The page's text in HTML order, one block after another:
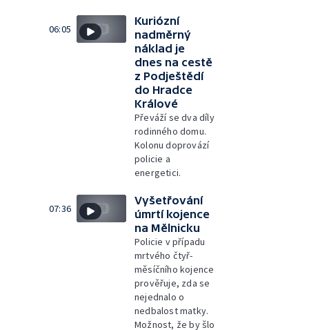
06:05
Kuriózní
nadměrný
náklad je
dnes na cestě
z Podještědí
do Hradce
Králové
Převáží se dva díly
rodinného domu.
Kolonu doprovází
policie a
energetici.
07:36
Vyšetřování
úmrtí kojence
na Mělnicku
Policie v případu
mrtvého čtyř-
měsíčního kojence
prověřuje, zda se
nejednalo o
nedbalost matky.
Možnost, že by šlo